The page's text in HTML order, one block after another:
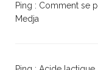
Ping : Comment se
Medja